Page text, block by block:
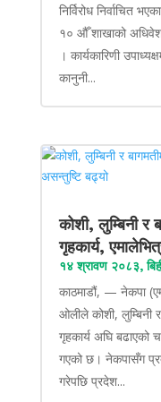
निर्विरोध निर्वाचित
१० औँ शाखाको अधिवेशन
। कार्यकारिणी
कानुनी...
कोशी, लुम्बिनी र
गृहकार्य,
१४ श्रावण २०८३,
काठमाडौं, — नेकपा
ओलीले कोशी, लुम्बिनी
गृहकार्य अघि बढाएको
गएको छ। नेकपासँग
गरेपछि प्रदेश...